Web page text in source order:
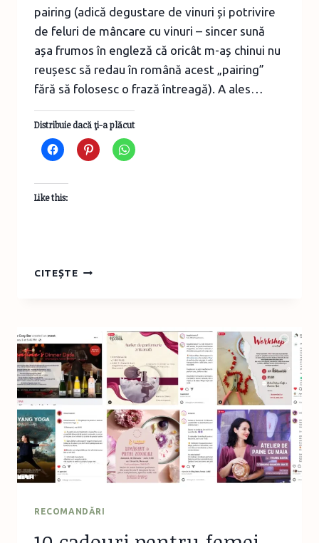
pairing (adică degustare de vinuri și potrivire
de feluri de mâncare cu vinuri – sincer sună
așa frumos în engleză că oricât m-aș chinui nu
reușesc să redau în română acest „pairing”
fără să folosesc o frază întreagă). A ales…
Distribuie dacă ţi-a plăcut
Like this:
CITEȘTEWINE
LA
CORKS
COZY
BAR
BUCUREȘTI
RECOMANDĂRI